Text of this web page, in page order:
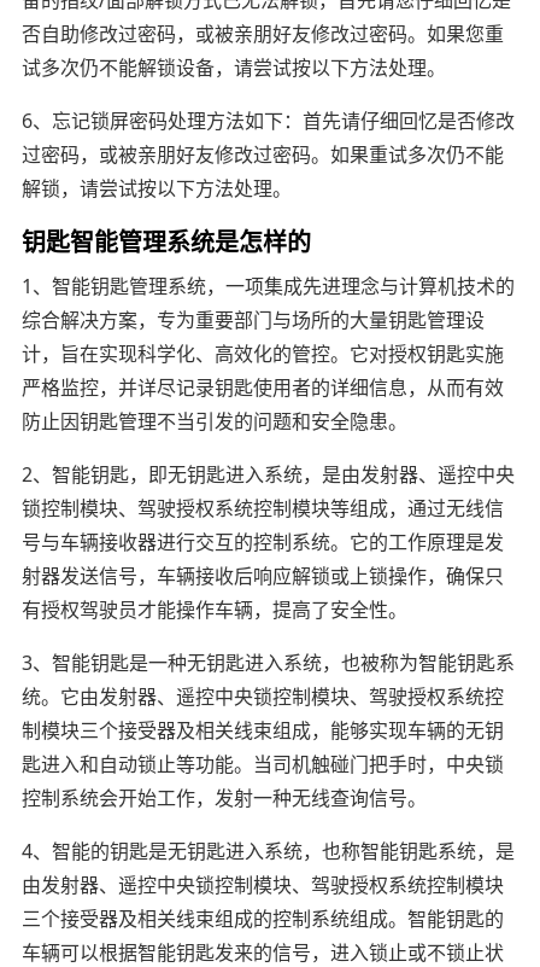
否自助修改过密码，或被亲朋好友修改过密码。如果您重
试多次仍不能解锁设备，请尝试按以下方法处理。
6、忘记锁屏密码处理方法如下：首先请仔细回忆是否修改
过密码，或被亲朋好友修改过密码。如果重试多次仍不能
解锁，请尝试按以下方法处理。
钥匙智能管理系统是怎样的
1、智能钥匙管理系统，一项集成先进理念与计算机技术的
综合解决方案，专为重要部门与场所的大量钥匙管理设
计，旨在实现科学化、高效化的管控。它对授权钥匙实施
严格监控，并详尽记录钥匙使用者的详细信息，从而有效
防止因钥匙管理不当引发的问题和安全隐患。
2、智能钥匙，即无钥匙进入系统，是由发射器、遥控中央
锁控制模块、驾驶授权系统控制模块等组成，通过无线信
号与车辆接收器进行交互的控制系统。它的工作原理是发
射器发送信号，车辆接收后响应解锁或上锁操作，确保只
有授权驾驶员才能操作车辆，提高了安全性。
3、智能钥匙是一种无钥匙进入系统，也被称为智能钥匙系
统。它由发射器、遥控中央锁控制模块、驾驶授权系统控
制模块三个接受器及相关线束组成，能够实现车辆的无钥
匙进入和自动锁止等功能。当司机触碰门把手时，中央锁
控制系统会开始工作，发射一种无线查询信号。
4、智能的钥匙是无钥匙进入系统，也称智能钥匙系统，是
由发射器、遥控中央锁控制模块、驾驶授权系统控制模块
三个接受器及相关线束组成的控制系统组成。智能钥匙的
车辆可以根据智能钥匙发来的信号，进入锁止或不锁止状